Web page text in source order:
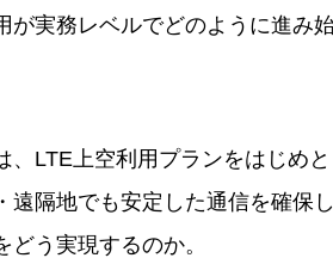
が実務レベルでどのように進み
、LTE上空利用プランをはじめ
遠隔地でも安定した通信を確保
どう実現するのか。